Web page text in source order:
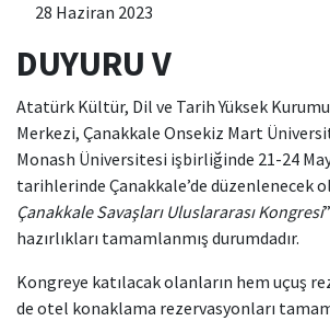
28 Haziran 2023
DUYURU V
Atatürk Kültür, Dil ve Tarih Yüksek
Merkezi, Çanakkale Onsekiz Mart
Monash Üniversitesi işbirliğinde 21-24
tarihlerinde Çanakkale’de düzenlenecek
Çanakkale Savaşları Uluslararası Kongresi
hazırlıkları tamamlanmış durumdadır.
Kongreye katılacak olanların hem uçuş
de otel konaklama rezervasyonları